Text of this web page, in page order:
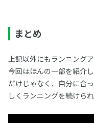
まとめ
上記以外にもランニング
今回はほんの一部を紹介
だけじゃなく、自分に合
しくランニングを続けら